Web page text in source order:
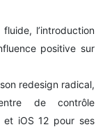
l’introduction
positive sur
redesign radical,
de contrôle
et iOS 12 pour ses